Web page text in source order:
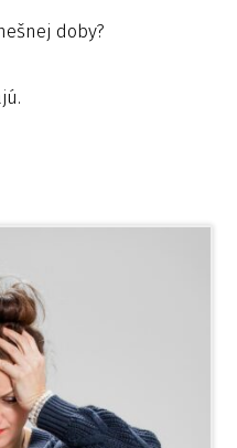
doby?